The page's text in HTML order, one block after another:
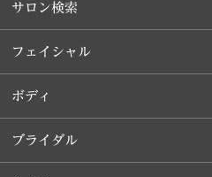
サロン検索
フェイシャル
ボディ
ブライダル